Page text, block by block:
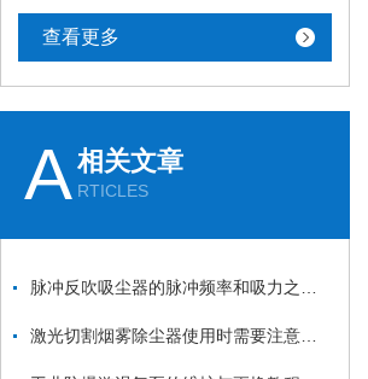
查看更多
A相关文章
RTICLES